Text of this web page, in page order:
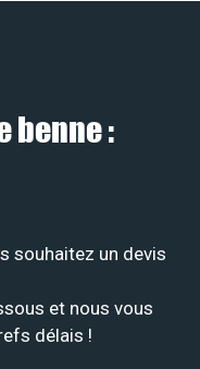
benne :
souhaitez un devis
et nous vous
délais !